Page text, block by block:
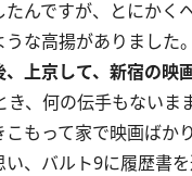
たんですが、とにかく
な高揚がありました
上京して、新宿の映
、何の伝手もないま
こもって家で映画ばか
い、バルト9に履歴書